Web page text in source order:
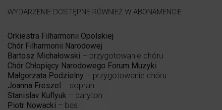
WYDARZENIE DOSTĘPNE RÓWNIEŻ W ABONAMENCIE
Orkiestra Filharmonii Opolskiej
Chór Filharmonii Narodowej
Bartosz Michałowski – przygotowanie chóru
Chór Chłopięcy Narodowego Forum Muzyki
Małgorzata Podzielny – przygotowanie chóru
Joanna Freszel – sopran
Stanislav Kuflyuk – baryton
Piotr Nowacki – bas